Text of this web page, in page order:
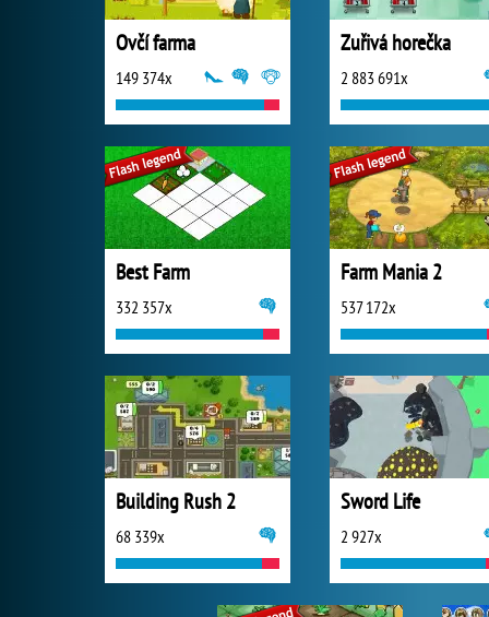
Ovčí farma
149 374x
Zuřivá horečka
2 883 691x
Best Farm
332 357x
Farm Mania 2
537 172x
Building Rush 2
68 339x
Sword Life
2 927x